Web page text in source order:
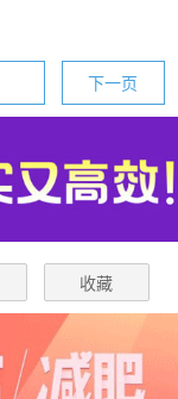
下一页
收藏